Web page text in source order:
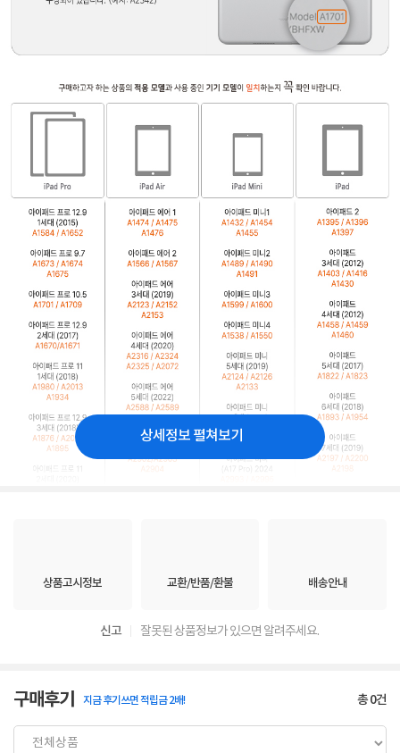
상세정보 펼쳐보기
상품고시정보 교환/반품/환불 배송안내
신고 잘못된 상품정보가 있으면 알려주세요.
구매후기 지금 후기쓰면 적립금 2배! 총0건